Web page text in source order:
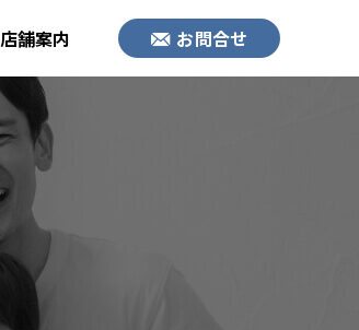
店舗案内 お問合せ